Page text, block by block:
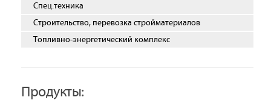
Спец.техника
Строительство, перевозка стройматериалов
Топливно-энергетический комплекс
Продукты: